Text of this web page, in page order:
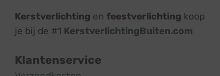
Kerstverlichting en feestverlichting koop
je bij de #1 KerstverlichtingBuiten.com
Klantenservice